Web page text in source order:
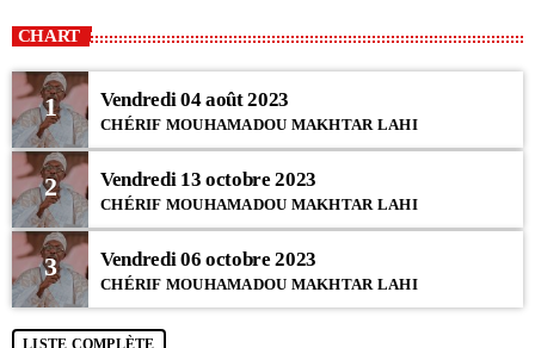
CHART
1 Vendredi 04 août 2023
CHÉRIF MOUHAMADOU MAKHTAR LAHI
2 Vendredi 13 octobre 2023
CHÉRIF MOUHAMADOU MAKHTAR LAHI
3 Vendredi 06 octobre 2023
CHÉRIF MOUHAMADOU MAKHTAR LAHI